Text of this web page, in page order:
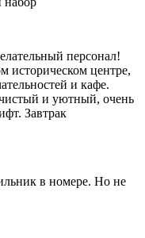
персонал!
историческом центре,
и кафе.
и уютный, очень
Завтрак
в номере. Но не